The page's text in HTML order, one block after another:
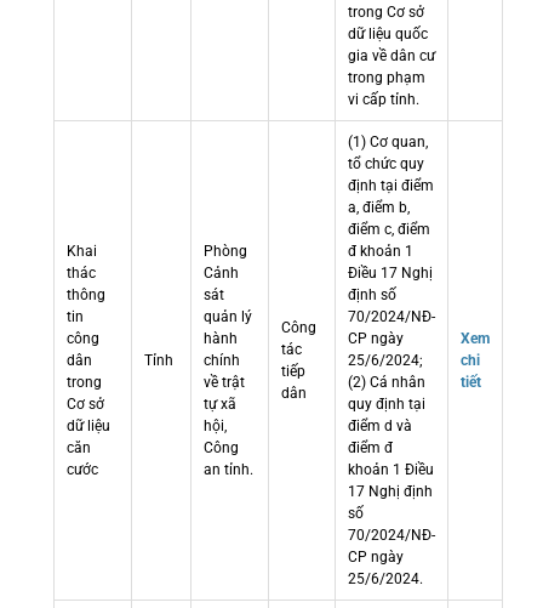
trong Cơ sở
dữ liệu quốc
gia về dân cư
trong phạm
vi cấp tỉnh.
Khai
thác
thông
tin
công
dân
trong
Cơ sở
dữ liệu
căn
cước
Tỉnh
Phòng
Cảnh
sát
quản lý
hành
chính
về trật
tự xã
hội,
Công
an tỉnh.
Công
tác
tiếp
dân
(1) Cơ quan,
tổ chức quy
định tại điểm
a, điểm b,
điểm c, điểm
đ khoản 1
Điều 17 Nghị
định số
70/2024/NĐ-
CP ngày
25/6/2024;
(2) Cá nhân
quy định tại
điểm d và
điểm đ
khoản 1 Điều
17 Nghị định
số
70/2024/NĐ-
CP ngày
25/6/2024.
Xem
chi
tiết